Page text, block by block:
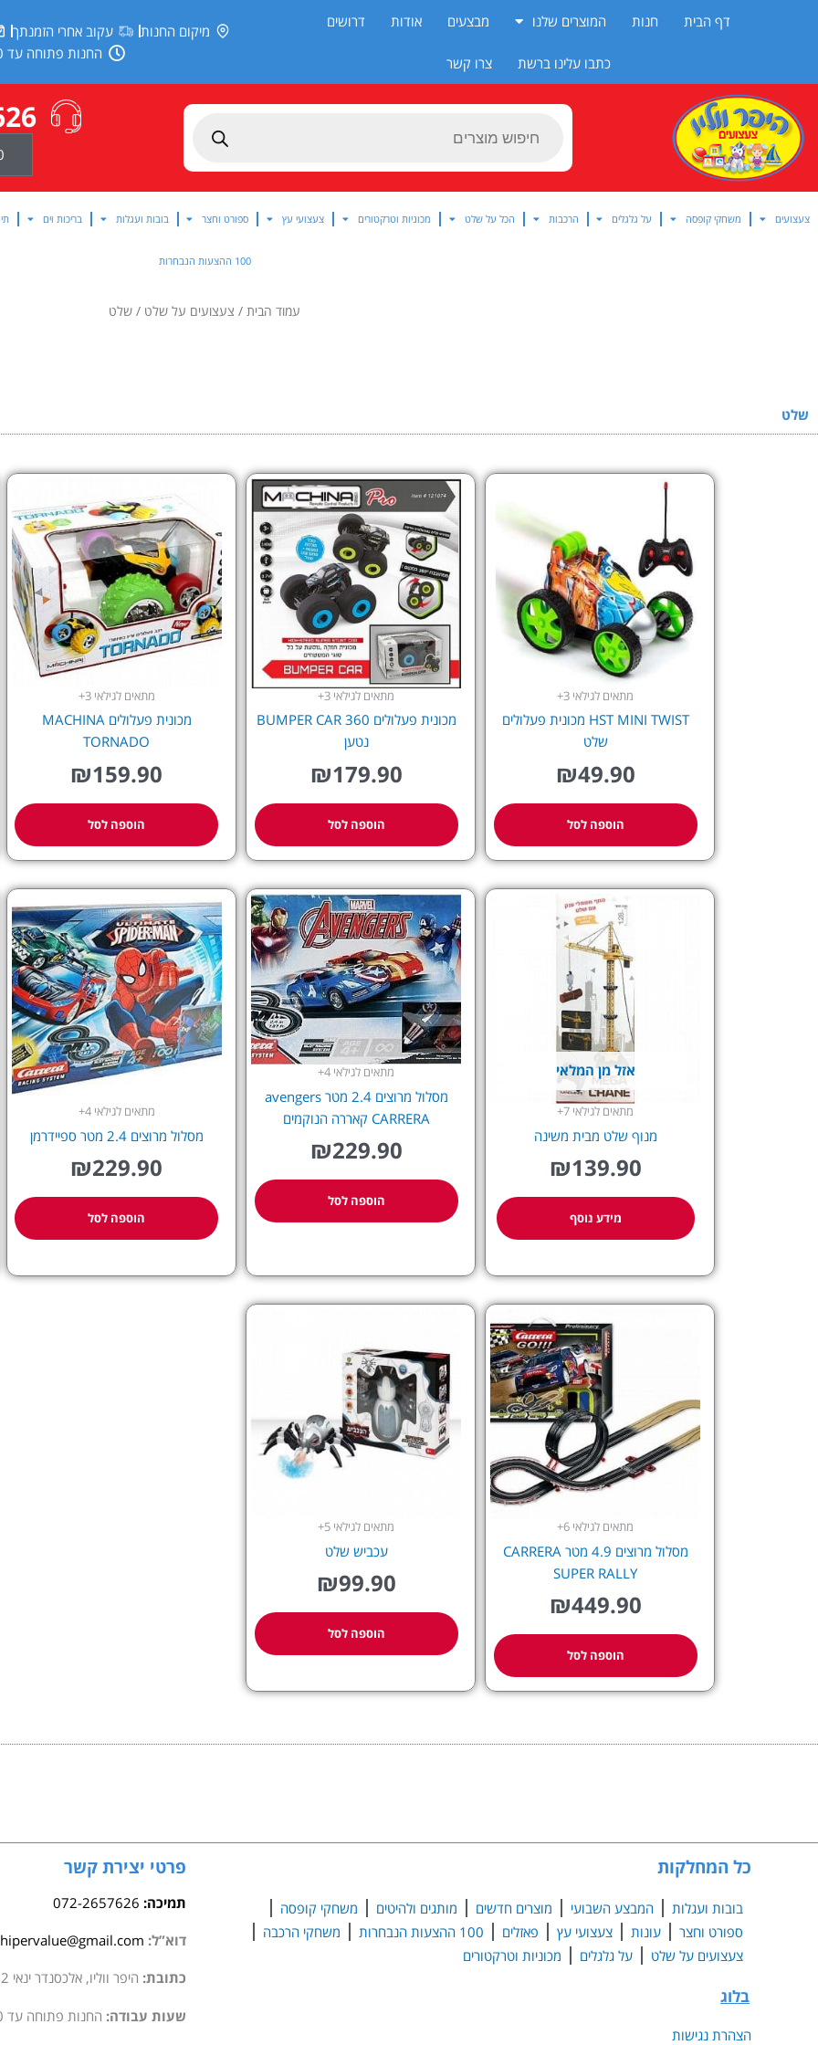
דף הבית חנות המוצרים שלנו מבצעים אודות דרושים
כתבו עלינו ברשת צרו קשר
מיקום החנות עקוב אחרי הזמנתך
החנות פתוחה עד 20:00
Products
צעצועים משחקי קופסה על גלגלים הרכבות הכל על שלט מכוניות וטרקטורים צעצועי עץ ספורט וחצר בובות ועגלות בריכות וים
100 ההצעות הנבחרות
עמוד הבית / צעצועים על שלט / שלט
שלט
מתאים לגילאי 3+
HST MINI TWIST מכונית פעלולים
שלט
₪49.90
הוספה לסל
מתאים לגילאי 3+
מכונית פעלולים BUMPER CAR 360
נטען
₪179.90
הוספה לסל
מתאים לגילאי 3+
מכונית פעלולים MACHINA
TORNADO
₪159.90
הוספה לסל
אזל מן המלאי
מתאים לגילאי 7+
מנוף שלט מבית משינה
₪139.90
מידע נוסף
מתאים לגילאי 4+
מסלול מרוצים 2.4 מטר avengers
CARRERA קאררה הנוקמים
₪229.90
הוספה לסל
מתאים לגילאי 4+
מסלול מרוצים 2.4 מטר ספיידרמן
₪229.90
הוספה לסל
מתאים לגילאי 6+
מסלול מרוצים 4.9 מטר CARRERA
SUPER RALLY
₪449.90
הוספה לסל
מתאים לגילאי 5+
עכביש שלט
₪99.90
הוספה לסל
כל המחלקות
בובות ועגלות המבצע השבועי מוצרים חדשים מותגים ולהיטים
משחקי קופסה
ספורט וחצר
עונות צעצועי עץ פאזלים 100 ההצעות הנבחרות
משחקי הרכבה
צעצועים על שלט
על גלגלים מכוניות וטרקטורים
בלוג
הצהרת נגישות
פרטי יצירת קשר
תמיכה: 072-2657626
דוא”ל: hipervalue@gmail.com
כתובת: היפר ווליו, אלכסנדר ינאי 2 סגולה
שעות עבודה: החנות פתוחה עד 20:00